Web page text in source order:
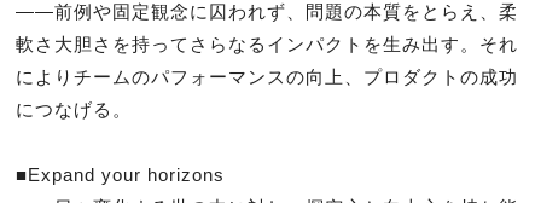
――前例や固定観念に囚われず、問題の本質をとらえ、柔
軟さ大胆さを持ってさらなるインパクトを生み出す。それ
によりチームのパフォーマンスの向上、プロダクトの成功
につなげる。
■Expand your horizons